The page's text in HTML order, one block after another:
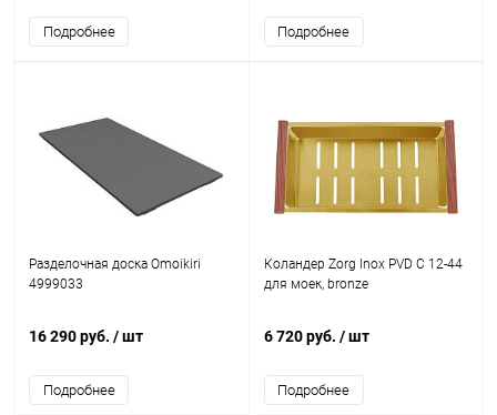
Подробнее Подробнее
Разделочная доска Omoikiri
4999033
16 290 руб. / шт
Подробнее
Коландер Zorg Inox PVD C 12-44
для моек, bronze
6 720 руб. / шт
Подробнее